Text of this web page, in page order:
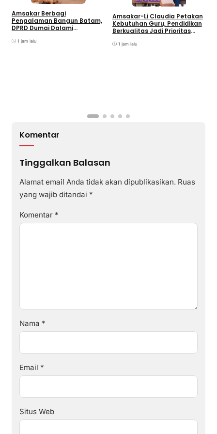
Amsakar Berbagi
Pengalaman Bangun Batam,
DPRD Dumai Dalami
1 jam lalu
Amsakar-Li Claudia Petakan
Kebutuhan Guru, Pendidikan
Berkualitas Jadi Prioritas
1 jam lalu
Komentar
Tinggalkan Balasan
Alamat email Anda tidak akan dipublikasikan. Ruas
yang wajib ditandai *
Komentar *
Nama *
Email *
Situs Web